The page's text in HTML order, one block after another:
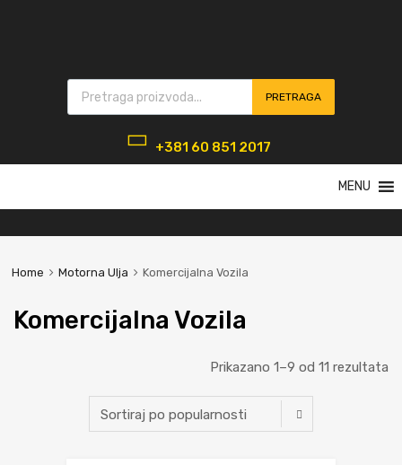
Products search PRETRAGA
+381 60 851 2017
MENU
Home Motorna Ulja Komercijalna Vozila
Komercijalna Vozila
Prikazano 1–9 od 11 rezultata